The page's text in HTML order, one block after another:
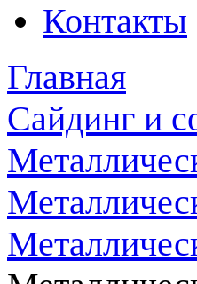
Контакты
Главная
Сайдинг и